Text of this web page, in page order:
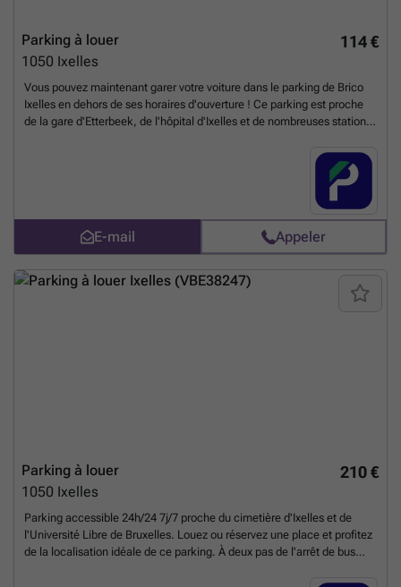
114 €
Parking à louer
1050 Ixelles
Vous pouvez maintenant garer votre voiture dans le parking de Brico
Ixelles en dehors de ses horaires d'ouverture ! Ce parking est proche
de la gare d'Etterbeek, de l'hôpital d'Ixelles et de nombreuses stations
Places disponibles limitées, ne manquez pas votre chance, abonnez-
vous à ce parking maintenant ! Vous pouvez réserver directement
votre parking sur le lien suivant : ### %20-%20elsene/avenue-de-la-
utm_source=ubiflow&utm_medium=referral&utm_campaign=parking
_listing&utm_content=be
E-mail Appeler
210 €
Parking à louer
1050 Ixelles
Parking accessible 24h/24 7j/7 proche du cimetière d'Ixelles et de
l'Université Libre de Bruxelles. Louez ou réservez une place et profitez
de la localisation idéale de ce parking. À deux pas de l'arrêt de bus